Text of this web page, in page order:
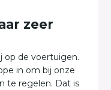
zeer
op de voertuigen.
in om bij onze
te regelen. Dat is